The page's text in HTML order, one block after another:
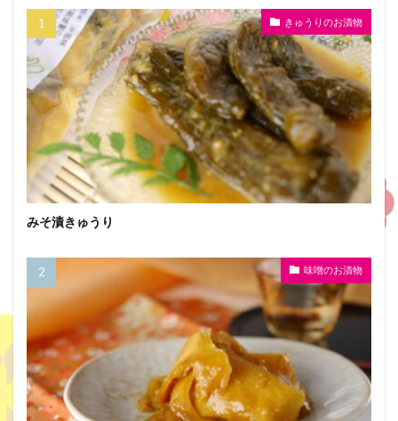
きゅうりのお漬物
みそ漬きゅうり
味噌のお漬物